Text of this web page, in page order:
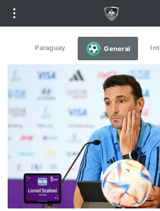
Paraguay General